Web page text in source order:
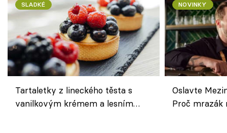
SLADKÉ
Tartaletky z lineckého těsta s
vanilkovým krémem a lesním
NOVINKY
Oslavte
Proč